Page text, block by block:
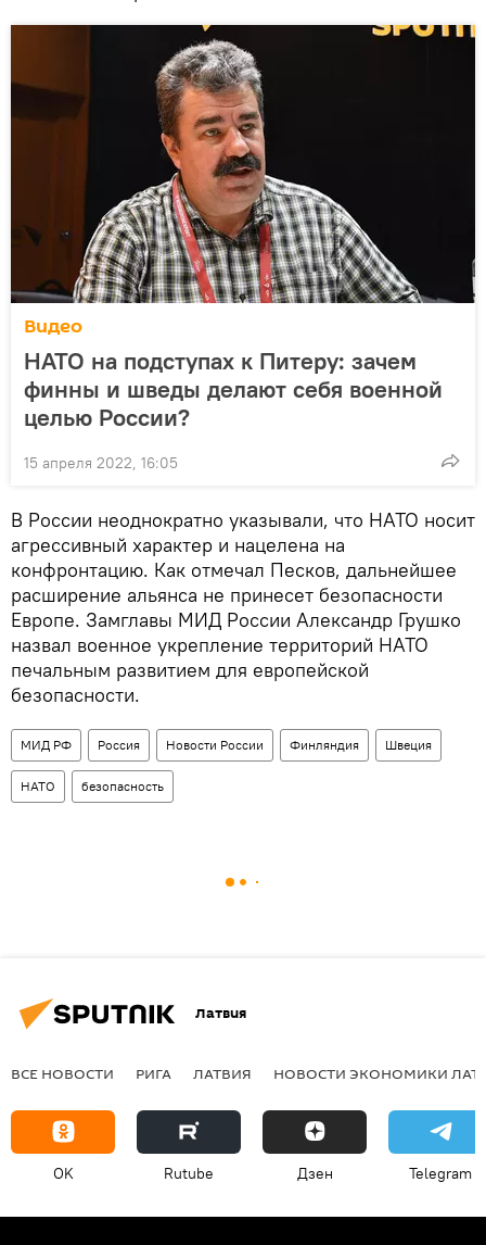
Видео
НАТО на подступах к Питеру: зачем
финны и шведы делают себя военной
целью России?
15 апреля 2022, 16:05
В России неоднократно указывали, что НАТО носит
агрессивный характер и нацелена на
конфронтацию. Как отмечал Песков, дальнейшее
расширение альянса не принесет безопасности
Европе. Замглавы МИД России Александр Грушко
назвал военное укрепление территорий НАТО
печальным развитием для европейской
безопасности.
МИД РФ Россия Новости России Финляндия Швеция
НАТО безопасность
Латвия
ВСЕ НОВОСТИ РИГА ЛАТВИЯ НОВОСТИ ЭКОНОМИКИ
OK Rutube Дзен Telegram